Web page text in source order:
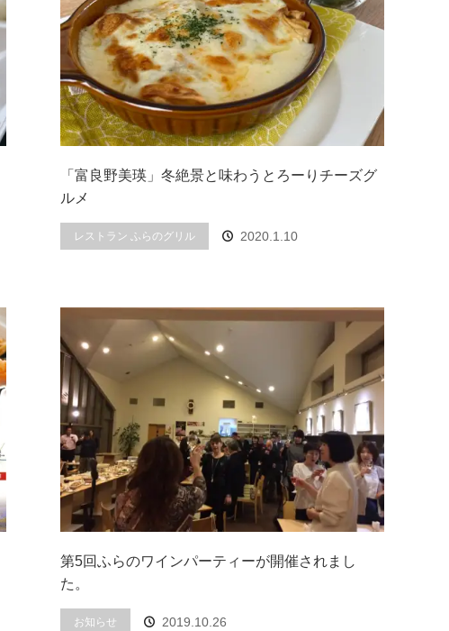
「富良野美瑛」冬絶景と味わうとろーりチーズグ
ルメ
レストラン ふらのグリル 2020.1.10
第5回ふらのワインパーティーが開催されまし
た。
お知らせ 2019.10.26